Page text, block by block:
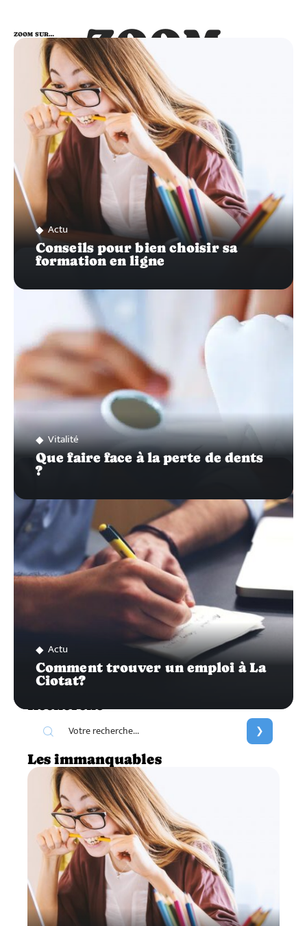
ZOOM
SUR…
ZOOM SUR…
Actu
Conseils pour bien choisir sa
formation en ligne
Vitalité
Que faire face à la perte de dents
?
Actu
Comment trouver un emploi à La
Ciotat?
Recherche
Les immanquables